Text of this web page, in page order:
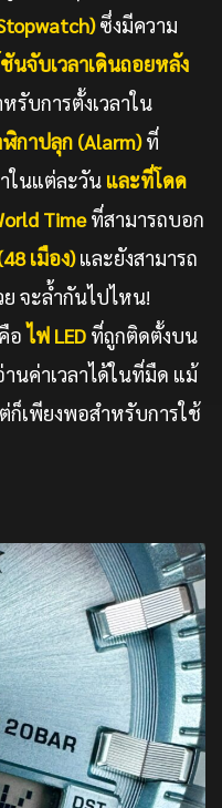
ซึ่งมีความ
นจับเวลาเดินถอยหลัง
รับการตั้งเวลาใน
กาปลุก (Alarm)ที่
ในแต่ละวัน และที่โดด
Timeที่สามารถบอก
เมือง)และยังสามารถ
ย จะล้ำกันไปไหน!
อ ไฟ LED ที่ถูกติดตั้งบน
นค่าเวลาได้ในที่มืด แม้
ก็เพียงพอสำหรับการใช้